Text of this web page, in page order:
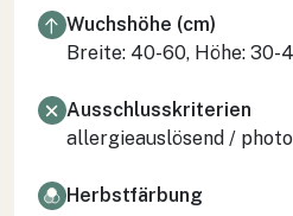
Wuchshöhe (cm)
Breite: 40-60, Höhe: 30-
Ausschlusskriterien
allergieauslösend /
Herbstfärbung